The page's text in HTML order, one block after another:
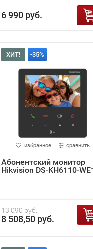
6 990 руб.
ХИТ! -35%
избранное сравнить
Абонентский монитор
Hikvision DS-KH6110-
13 090 руб.
8 508,50 руб.